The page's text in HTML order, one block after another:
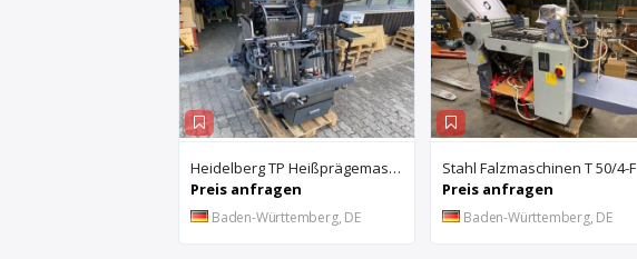
Heidelberg TP Heißprägemaschine TP
Preis anfragen
Baden-Württemberg, DE
Stahl Falzmaschinen T 50/4-F
Preis anfragen
Baden-Württemberg, DE